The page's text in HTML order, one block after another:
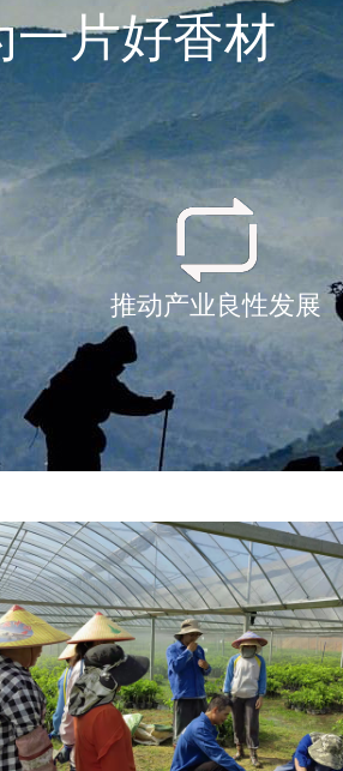
一片好香材
推动产业良性发展